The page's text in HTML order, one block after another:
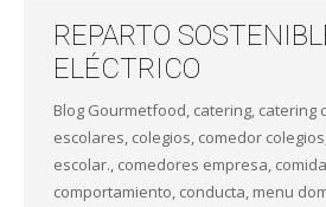
REPARTO
ELÉCTRICO
Blog Gourmetfood, catering, catering
escolares, colegios, comedor colegios
escolar., comedores empresa,
comportamiento, conducta, menu